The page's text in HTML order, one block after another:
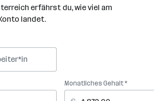
erfährst du, wie viel am
landet.
Monatliches Gehalt *